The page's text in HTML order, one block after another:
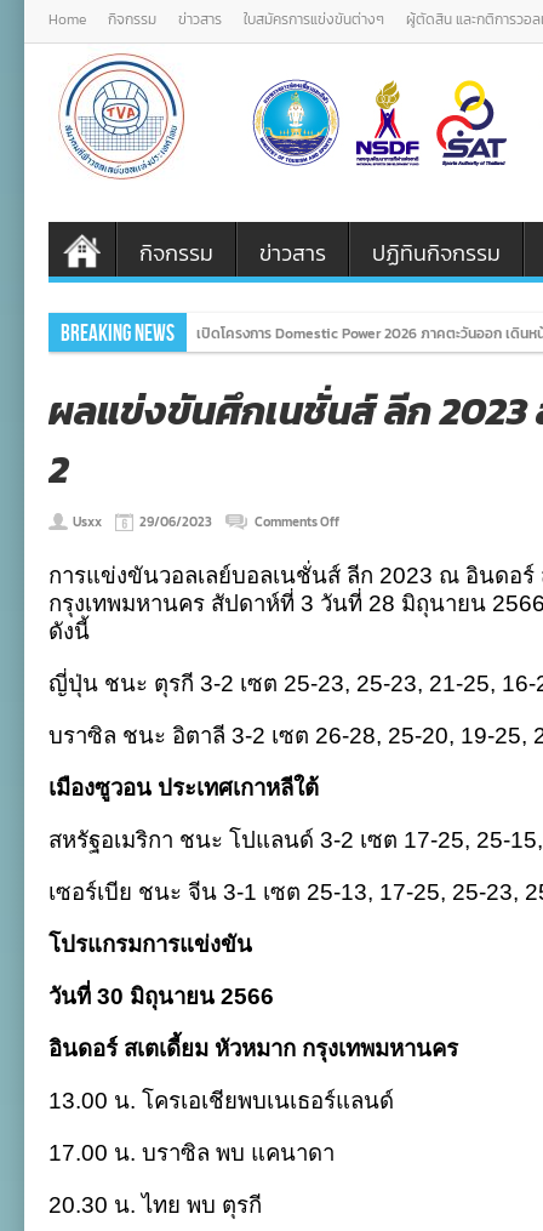
Home กิจกรรม ข่าวสาร ใบสมัครการแข่งขันต่างๆ ผู้ตัดสิน และกติการวอ
กิจกรรม ข่าวสาร ปฏิทินกิจกรรม
Breaking News เปิดโครงการ Domestic Power 2026 ภาคตะวันออก เดิน
ผลแข่งขันศึกเนชั่นส์ ลีก 2023
2
Usxx 29/06/2023 Comments Offon
ขัน
ศึก
เนชั่นส์
สัปดาห์
3
วัน
การแข่งขันวอลเลย์บอลเนชั่นส์ ลีก 2023 ณ อินดอร์
กรุงเทพมหานคร สัปดาห์ที่ 3 วันที่ 28 มิถุนายน
ดังนี้
ญี่ปุ่น ชนะ ตุรกี 3-2 เซต 25-23, 25-23, 21-25, 16-
บราซิล ชนะ อิตาลี 3-2 เซต 26-28, 25-20, 19-25,
เมืองซูวอน ประเทศเกาหลีใต้
สหรัฐอเมริกา ชนะ โปแลนด์ 3-2 เซต 17-25, 25-
เซอร์เบีย ชนะ จีน 3-1 เซต 25-13, 17-25, 25-23,
โปรแกรมการแข่งขัน
วันที่ 30 มิถุนายน 2566
อินดอร์ สเตเดี้ยม หัวหมาก กรุงเทพมหานคร
13.00 น. โครเอเชียพบเนเธอร์แลนด์
17.00 น. บราซิล พบ แคนาดา
20.30 น.ไทย พบ ตุรกี